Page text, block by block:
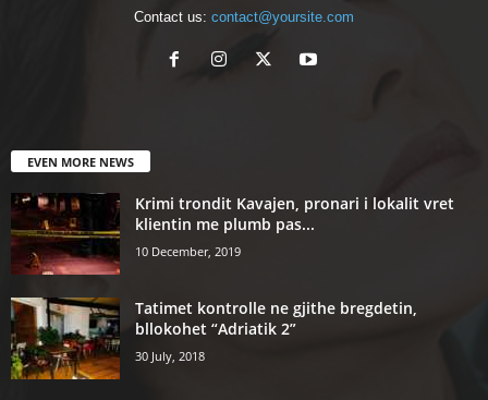
Contact us: contact@yoursite.com
EVEN MORE NEWS
Krimi trondit Kavajen, pronari i lokalit vret
klientin me plumb pas...
10 December, 2019
Tatimet kontrolle ne gjithe bregdetin,
bllokohet “Adriatik 2”
30 July, 2018